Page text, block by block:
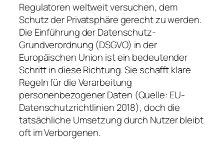
Regulatoren weltweit versuchen, dem
Schutz der Privatsphäre gerecht zu werden.
Die Einführung der Datenschutz-
Grundverordnung (DSGVO) in der
Europäischen Union ist ein bedeutender
Schritt in diese Richtung. Sie schafft klare
Regeln für die Verarbeitung
personenbezogener Daten (Quelle: EU-
Datenschutzrichtlinien 2018), doch die
tatsächliche Umsetzung durch Nutzer bleibt
oft im Verborgenen.